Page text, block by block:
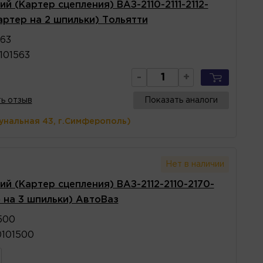
(Картер сцепления) ВАЗ-2110-2111-2112-
на 2 шпильки) Тольятти
- +
отзыв Показать аналоги
43, г.Симферополь)
Нет в наличии
(Картер сцепления) ВАЗ-2112-2110-2170-
на 3 шпильки) АвтоВаз